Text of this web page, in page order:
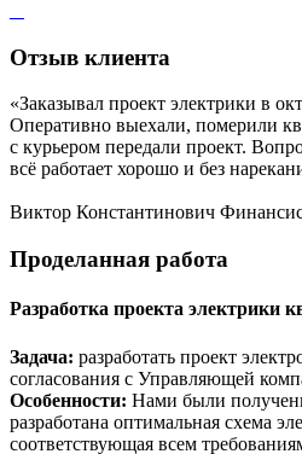
Отзыв клиента
«Заказывал проект электрики в
Оперативно выехали, померили
с курьером передали проект.
всё работает хорошо и без
Виктор Константинович
Проделанная работа
Разработка проекта электрики
Задача: разработать проект
согласования с Управляющей
Особенности: Нами были
разработана оптимальная схема
соответствующая всем